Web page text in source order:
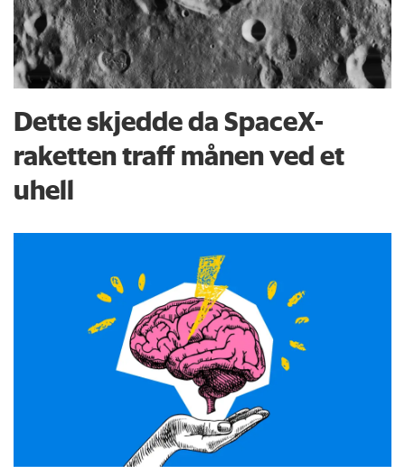
Dette skjedde da SpaceX-
raketten traff månen ved et
uhell